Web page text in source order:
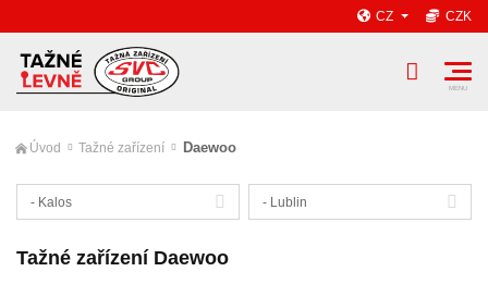
CZ CZK
Úvod Tažné zařízení Daewoo
- Kalos - Lublin
Tažné zařízení Daewoo